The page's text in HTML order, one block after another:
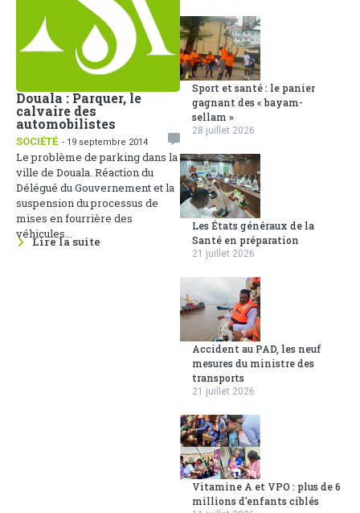
Douala : Parquer, le
calvaire des
automobilistes
SOCIÉTÉ - 19 septembre 2014
Le problème de parking dans la
ville de Douala. Réaction du
Délégué du Gouvernement et la
suspension du processus de
mises en fourrière des
véhicules...
Lire la suite
Sport et santé : le panier
gagnant des « bayam-
sellam »
28 juillet 2026
Les États généraux de la
Santé en préparation
21 juillet 2026
Accident au PAD, les neuf
mesures du ministre des
transports
21 juillet 2026
Vitamine A et VPO : plus de 6
millions d'enfants ciblés